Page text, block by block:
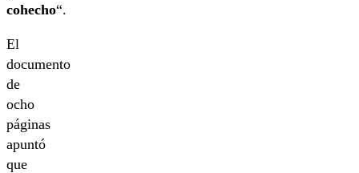
cohecho“.
El
documento
de
ocho
páginas
apuntó
que